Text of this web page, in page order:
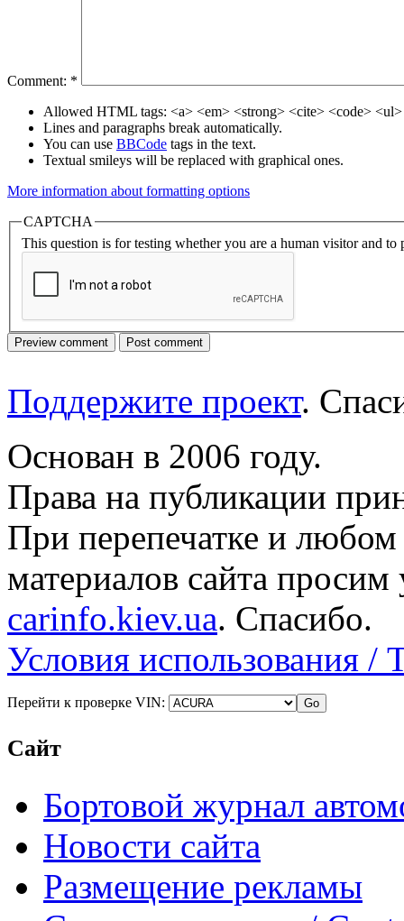
Comment: *
Allowed HTML tags: <a> <em> <strong> <cite> <code>
Lines and paragraphs break automatically.
You can use BBCode tags in the text.
Textual smileys will be replaced with graphical ones.
More information about formatting options
CAPTCHA
This question is for testing whether you are a human visitor and to
Поддержите проект.
Основан в 2006 году.
Права на публикации
При перепечатке и
материалов сайта просим
carinfo.kiev.ua. Спасибо.
Условия использования /
Перейти к проверке VIN:
Сайт
Бортовой журнал
Новости сайта
Размещение рекламы